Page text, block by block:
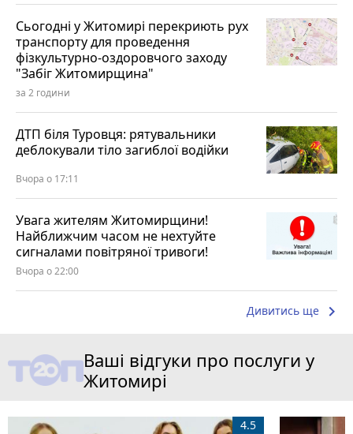
Сьогодні у Житомирі перекриють рух
транспорту для проведення
фізкультурно-оздоровчого заходу
"Забіг Житомирщина"
за 2 години
ДТП біля Туровця: рятувальники
деблокували тіло загиблої водійки
Вчора о 17:11
Увага жителям Житомирщини!
Найближчим часом не нехтуйте
сигналами повітряної тривоги!
Вчора о 22:00
Дивитись ще keyboard_arrow_right
Ваші відгуки про послуги у
Житомирі
4.5